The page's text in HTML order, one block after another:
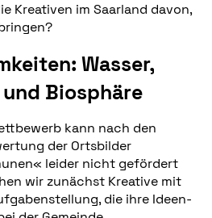
Kreativen im Saarland davon,
Wasser,
Biosphäre
kann nach den
der Ortsbilder
leider nicht gefördert
wir zunächst Kreative mit
die ihre Ideen-